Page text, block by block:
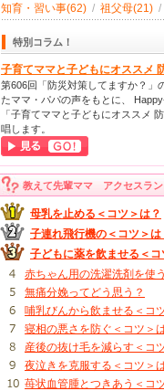
知育・習い事(62)/ 祖父母(21)/
特別コラム！
子育てママと子どもにオススメ
第606回「防災対策してますか？」
たママ・パパの声をもとに、
「子育てママと子どもにオススメ
唱します。
教えて先輩ママ アクセスラン
母乳を止める＜コツ＞は？
子連れ飛行機の＜コツ＞は
子どもに薬を飲ませる＜コ
赤ちゃん用の洗濯洗剤を使
無痛分娩ってどう思う？
哺乳びんから飲ませる＜コ
寝相の悪さを防ぐ＜コツ＞
産後の抜け毛を減らす＜コ
夜泣きを克服する＜コツ＞
苺状血管腫とつきあう＜コ